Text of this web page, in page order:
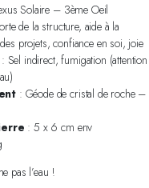
Solaire – 3ème Oeil
de la structure, aide à la
projets, confiance en soi, joie
: Sel indirect, fumigation (attention
: Géode de cristal de roche –
: 5 x 6 cm env
pas l’eau !